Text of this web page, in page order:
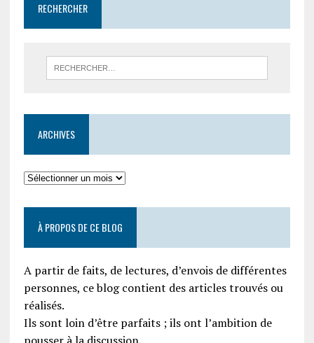
RECHERCHER
ARCHIVES
À PROPOS DE CE BLOG
A partir de faits, de lectures, d’envois de différentes
personnes, ce blog contient des articles trouvés ou
réalisés.
Ils sont loin d’être parfaits ; ils ont l’ambition de